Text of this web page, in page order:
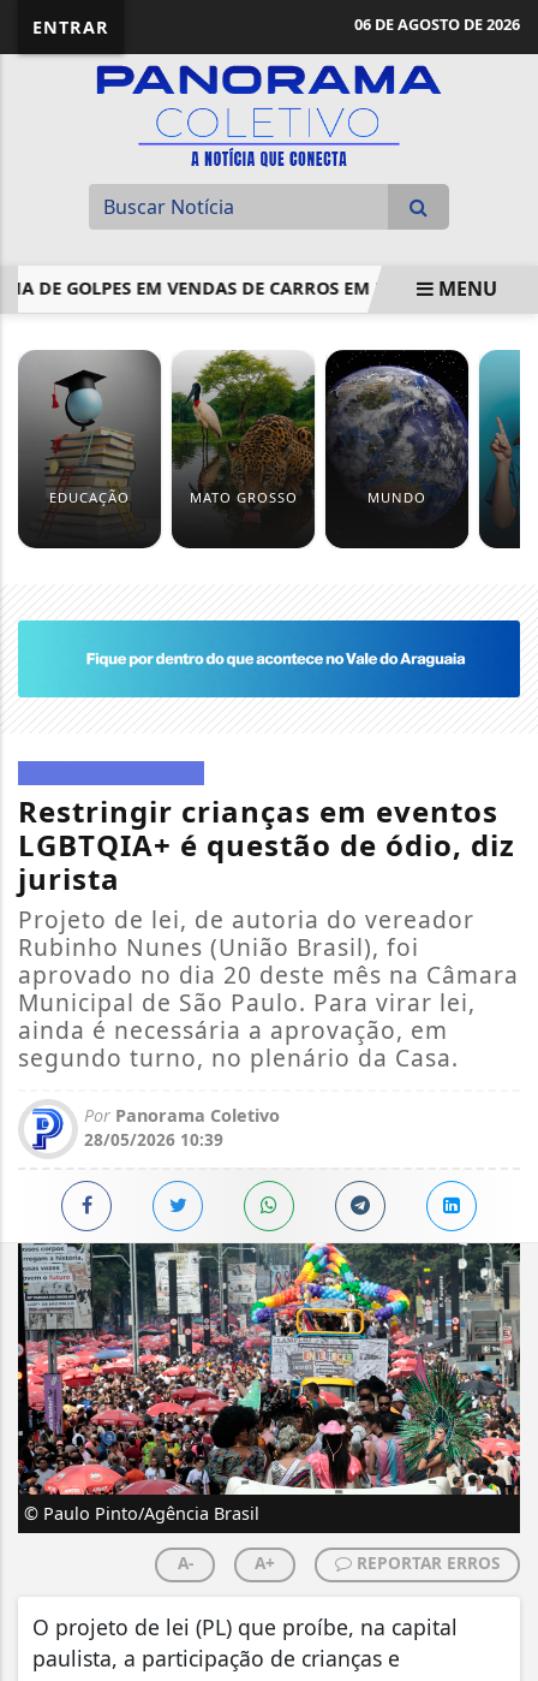
ENTRAR 06 DE AGOSTO DE 2026
GOLPES EM VENDAS DE CARROS EM MT COMISSÃO
MENU
EDUCAÇÃO MATO GROSSO MUNDO
Restringir crianças em eventos
LGBTQIA+ é questão de ódio, diz
jurista
Projeto de lei, de autoria do vereador
Rubinho Nunes (União Brasil), foi
aprovado no dia 20 deste mês na Câmara
Municipal de São Paulo. Para virar lei,
ainda é necessária a aprovação, em
segundo turno, no plenário da Casa.
Por Panorama Coletivo
28/05/2026 10:39
© Paulo Pinto/Agência Brasil
A- A+ REPORTAR ERROS
O projeto de lei (PL) que proíbe, na capital
paulista, a participação de crianças e